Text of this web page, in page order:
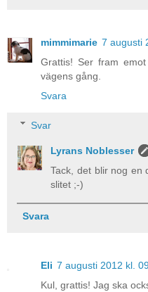
mimmimarie 7 augusti
Grattis! Ser fram
vägens gång.
Svara
Svar
Lyrans Noblesser
Tack, det blir nog en
slitet ;-)
Svara
Eli 7 augusti 2012 kl.
Kul, grattis! Jag ska